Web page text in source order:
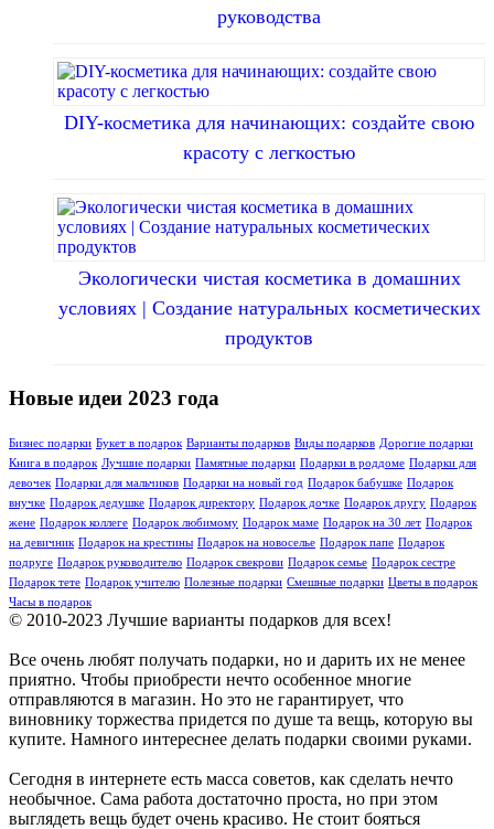
руководства
DIY-косметика для начинающих: создайте свою
красоту с легкостью
Экологически чистая косметика в домашних
условиях | Создание натуральных косметических
продуктов
Новые идеи 2023 года
Бизнес подарки Букет в подарок Варианты подарков Виды подарков Дорогие подарки
Книга в подарок Лучшие подарки Памятные подарки Подарки в роддоме Подарки для
девочек Подарки для мальчиков Подарки на новый год Подарок бабушке Подарок
внучке Подарок дедушке Подарок директору Подарок дочке Подарок другу Подарок
жене Подарок коллеге Подарок любимому Подарок маме Подарок на 30 лет Подарок
на девичник Подарок на крестины Подарок на новоселье Подарок папе Подарок
подруге Подарок руководителю Подарок свекрови Подарок семье Подарок сестре
Подарок тете Подарок учителю Полезные подарки Смешные подарки Цветы в подарок
Часы в подарок
© 2010-2023 Лучшие варианты подарков для всех!
Все очень любят получать подарки, но и дарить их не менее
приятно. Чтобы приобрести нечто особенное многие
отправляются в магазин. Но это не гарантирует, что
виновнику торжества придется по душе та вещь, которую вы
купите. Намного интереснее делать подарки своими руками.
Сегодня в интернете есть масса советов, как сделать нечто
необычное. Сама работа достаточно проста, но при этом
выглядеть вещь будет очень красиво. Не стоит бояться